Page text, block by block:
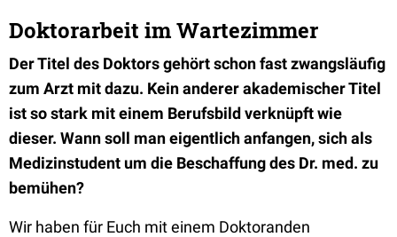
Doktorarbeit im Wartezimmer
Der Titel des Doktors gehört schon fast zwangsläufig
zum Arzt mit dazu. Kein anderer akademischer Titel
ist so stark mit einem Berufsbild verknüpft wie
dieser. Wann soll man eigentlich anfangen, sich als
Medizinstudent um die Beschaffung des Dr. med. zu
bemühen?
Wir haben für Euch mit einem Doktoranden